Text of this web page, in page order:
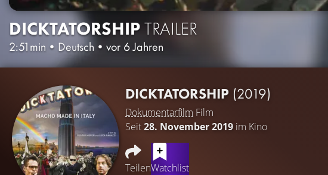
DICKTATORSHIPTRAILER
2:51min • Deutsch • vor 6 Jahren
DICKTATORSHIP (2019)
Dokumentarfilm Film
Seit28. November 2019 im Kino
TeilenWatchlist